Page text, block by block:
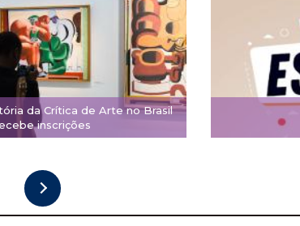
da Crítica de Arte no Brasil
inscrições